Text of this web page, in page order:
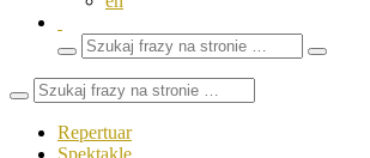
Wyszukaj
frazy
Zamknij
Repertuar
Spektakle